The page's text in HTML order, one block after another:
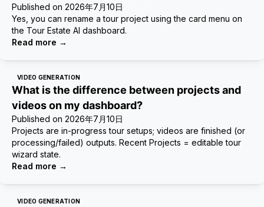
Published on 2026年7月10日
Yes, you can rename a tour project using the card menu on
the Tour Estate AI dashboard.
Read more →
VIDEO GENERATION
What is the difference between projects and
videos on my dashboard?
Published on 2026年7月10日
Projects are in-progress tour setups; videos are finished (or
processing/failed) outputs. Recent Projects = editable tour
wizard state.
Read more →
VIDEO GENERATION